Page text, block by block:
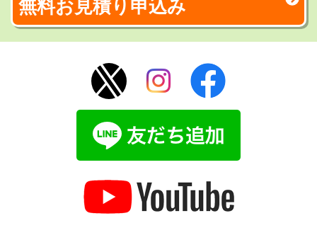
無料お見積り申込み